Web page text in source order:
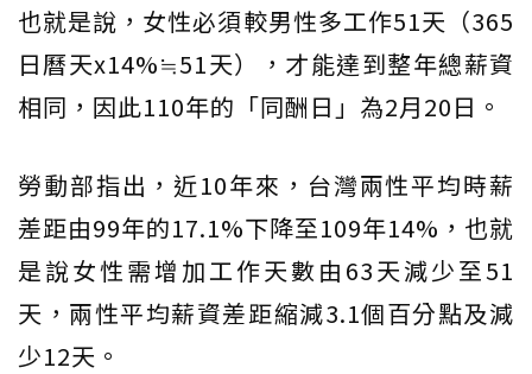
也就是說，女性必須較男性多工作51天（365
日曆天x14%≒51天），才能達到整年總薪資
相同，因此110年的「同酬日」為2月20日。
勞動部指出，近10年來，台灣兩性平均時薪
差距由99年的17.1%下降至109年14%，也就
是說女性需增加工作天數由63天減少至51
天，兩性平均薪資差距縮減3.1個百分點及減
少12天。